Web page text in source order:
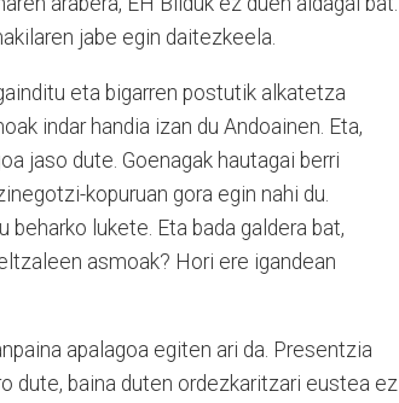
jabe egin daitezkeela.
eta bigarren postutik alkatetza
indar handia izan du Andoainen. Eta,
jaso dute. Goenagak hautagai berri
kopuruan gora egin nahi du.
lukete. Eta bada galdera bat,
asmoak? Hori ere igandean
apalagoa egiten ari da. Presentzia
dute, baina duten ordezkaritzari eustea ez